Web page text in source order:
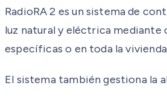
RadioRA 2 es un sistema de
luz natural y eléctrica mediante
específicas o en toda la
El sistema también gestiona la